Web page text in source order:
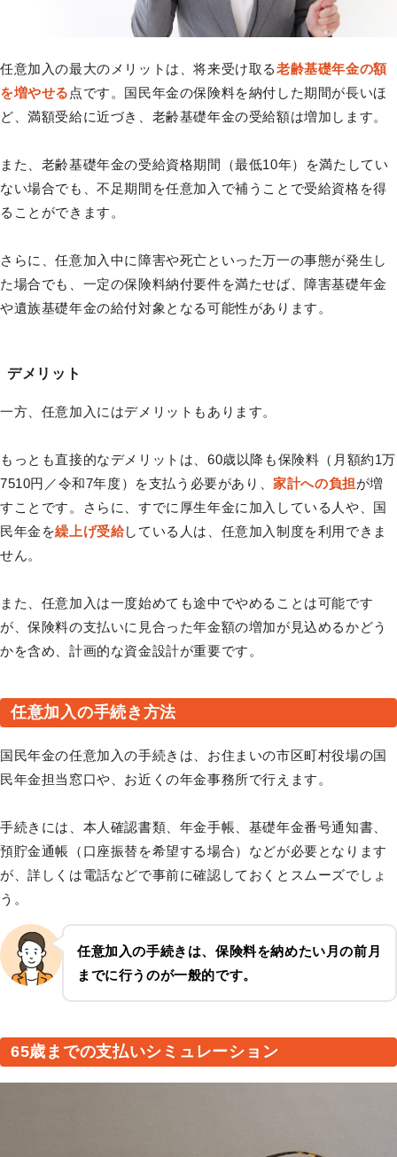
任意加入の最大のメリットは、将来受け取る老齢基礎年金の額
を増やせる 点です。国民年金の保険料を納付した期間が長いほ
ど、満額受給に近づき、老齢基礎年金の受給額は増加します。
また、老齢基礎年金の受給資格期間（最低10年）を満たしてい
ない場合でも、不足期間を任意加入で補うことで受給資格を得
ることができます。
さらに、任意加入中に障害や死亡といった万一の事態が発生し
た場合でも、一定の保険料納付要件を満たせば、障害基礎年金
や遺族基礎年金の給付対象となる可能性があります。
デメリット
一方、任意加入にはデメリットもあります。
もっとも直接的なデメリットは、60歳以降も保険料（月額約1万
7510円／令和7年度）を支払う必要があり、家計への負担が増
すことです。さらに、すでに厚生年金に加入している人や、国
民年金を繰上げ受給している人は、任意加入制度を利用できま
せん。
また、任意加入は一度始めても途中でやめることは可能です
が、保険料の支払いに見合った年金額の増加が見込めるかどう
かを含め、計画的な資金設計が重要です。
任意加入の手続き方法
国民年金の任意加入の手続きは、お住まいの市区町村役場の国
民年金担当窓口や、お近くの年金事務所で行えます。
手続きには、本人確認書類、年金手帳、基礎年金番号通知書、
預貯金通帳（口座振替を希望する場合）などが必要となります
が、詳しくは電話などで事前に確認しておくとスムーズでしょ
う。
任意加入の手続きは、保険料を納めたい月の前月
までに行うのが一般的です。
65歳までの支払いシミュレーション